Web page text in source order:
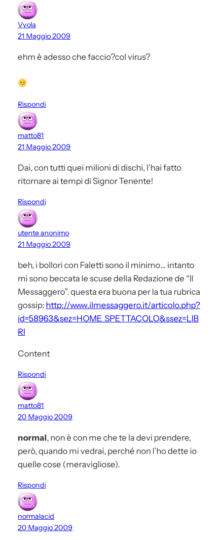
Vyola
21 Maggio 2009
ehm è adesso che faccio?col virus?
Rispondi
matto81
21 Maggio 2009
Dai, con tutti quei milioni di dischi, l’hai fatto
ritornare ai tempi di Signor Tenente!
Rispondi
utente anonimo
21 Maggio 2009
beh, i bollori con Faletti sono il minimo… intanto
mi sono beccata le scuse della Redazione de “Il
Messaggero”. questa era buona per la tua rubrica
gossip: http://www.ilmessaggero.it/articolo.php?
id=58963&sez=HOME_SPETTACOLO&ssez=LIB
RI
Content
Rispondi
matto81
20 Maggio 2009
normal, non è con me che te la devi prendere,
però, quando mi vedrai, perché non l’ho dette io
quelle cose (meravigliose).
Rispondi
normalacid
20 Maggio 2009